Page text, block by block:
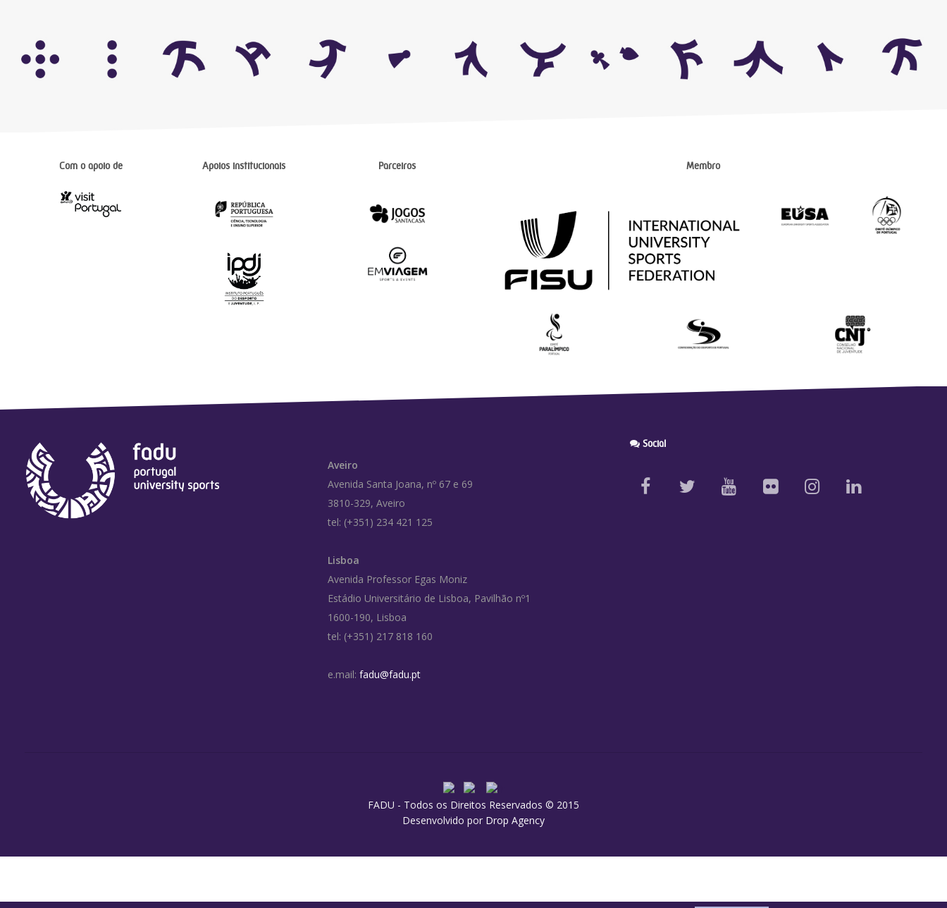
Com o apoio de Apoios institucionais Parceiros Membro
Aveiro
Avenida Santa Joana, nº 67 e 69
3810-329, Aveiro
tel: (+351) 234 421 125
Lisboa
Avenida Professor Egas Moniz
Estádio Universitário de Lisboa, Pavilhão nº1
1600-190, Lisboa
tel: (+351) 217 818 160
e.mail: fadu@fadu.pt
Social
FADU - Todos os Direitos Reservados © 2015
Desenvolvido por Drop Agency